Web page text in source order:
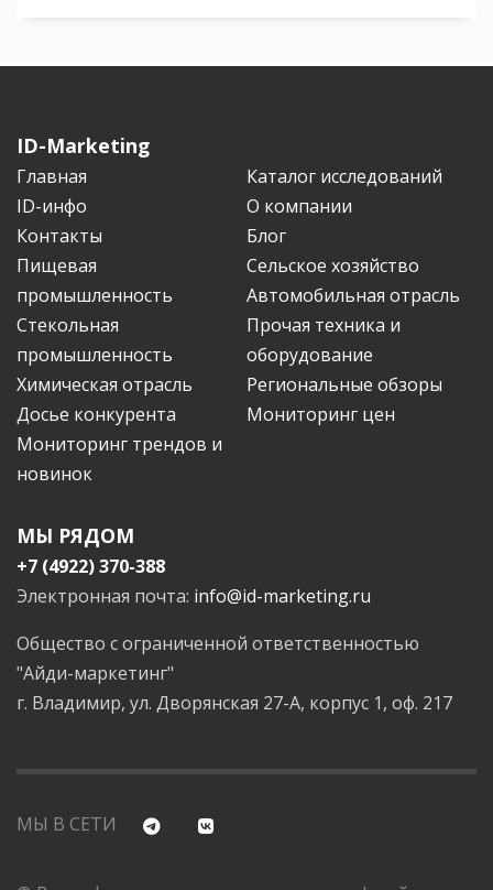
ID-Marketing
Главная
Каталог исследований
ID-инфо
О компании
Контакты
Блог
Пищевая
промышленность
Сельское хозяйство
Автомобильная отрасль
Стекольная
промышленность
Прочая техника и
оборудование
Химическая отрасль
Региональные обзоры
Досье конкурента
Мониторинг цен
Мониторинг трендов и
новинок
МЫ РЯДОМ
+7 (4922) 370-388
Электронная почта: info@id-marketing.ru
Общество с ограниченной ответственностью
"Айди-маркетинг"
г. Владимир, ул. Дворянская 27-А, корпус 1, оф. 217
МЫ В СЕТИ